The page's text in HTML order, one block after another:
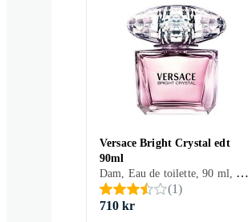
Versace Bright Crystal edt
90ml
Dam, Eau de toilette, 90 ml, Crystal, Mysk, Äpple, Lotus, Citron/Citrus, Ros, Aldehyder, Pion, Trä, Granatäpple, Yuzu, Mahogny, Magnolia, Läder, Ambra
(1)
710 kr